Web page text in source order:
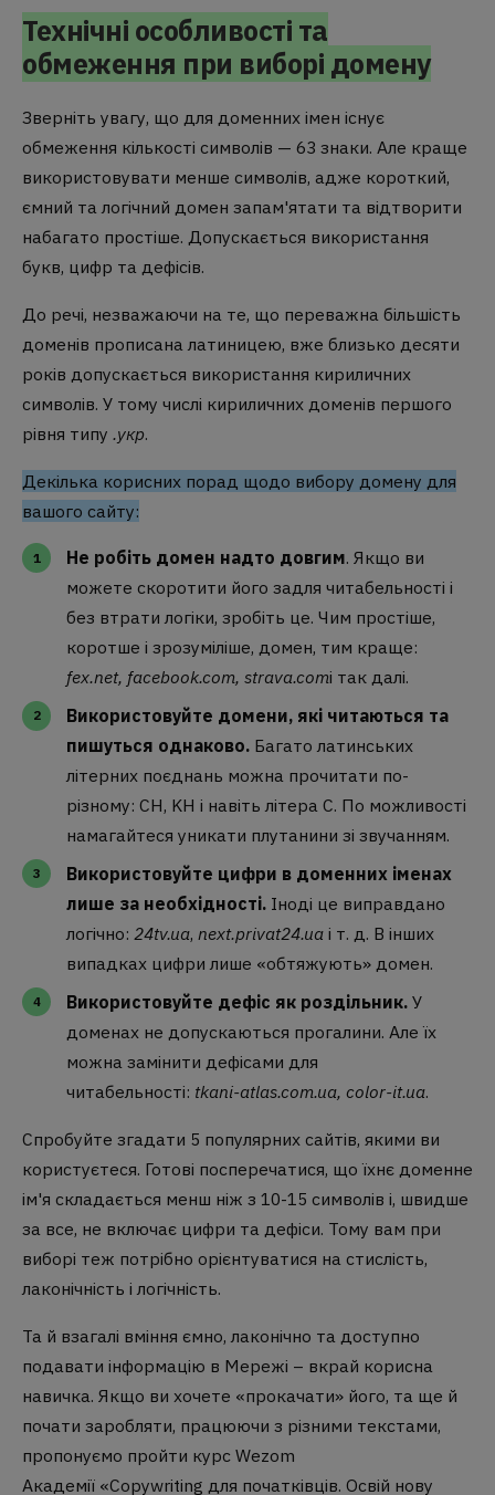
Технічні особливості та
обмеження при виборі домену
Зверніть увагу, що для доменних імен існує
обмеження кількості символів — 63 знаки. Але краще
використовувати менше символів, адже короткий,
ємний та логічний домен запам'ятати та відтворити
набагато простіше. Допускається використання
букв, цифр та дефісів.
До речі, незважаючи на те, що переважна більшість
доменів прописана латиницею, вже близько десяти
років допускається використання кириличних
символів. У тому числі кириличних доменів першого
рівня типу .укр.
Декілька корисних порад щодо вибору домену для
вашого сайту:
Не робіть домен надто довгим. Якщо ви
можете скоротити його задля читабельності і
без втрати логіки, зробіть це. Чим простіше,
коротше і зрозуміліше, домен, тим краще:
fex.net, facebook.com, strava.comі так далі.
Використовуйте домени, які читаються та
пишуться однаково. Багато латинських
літерних поєднань можна прочитати по-
різному: CH, KH і навіть літера С. По можливості
намагайтеся уникати плутанини зі звучанням.
Використовуйте цифри в доменних іменах
лише за необхідності. Іноді це виправдано
логічно: 24tv.ua, next.privat24.ua і т. д. В інших
випадках цифри лише «обтяжують» домен.
Використовуйте дефіс як роздільник. У
доменах не допускаються прогалини. Але їх
можна замінити дефісами для
читабельності: tkani-atlas.com.ua, color-it.ua.
Спробуйте згадати 5 популярних сайтів, якими ви
користуєтеся. Готові посперечатися, що їхнє доменне
ім'я складається менш ніж з 10-15 символів і, швидше
за все, не включає цифри та дефіси. Тому вам при
виборі теж потрібно орієнтуватися на стислість,
лаконічність і логічність.
Та й взагалі вміння ємно, лаконічно та доступно
подавати інформацію в Мережі – вкрай корисна
навичка. Якщо ви хочете «прокачати» його, та ще й
почати заробляти, працюючи з різними текстами,
пропонуємо пройти курс Wezom
Академії «Copywriting для початківців. Освій нову